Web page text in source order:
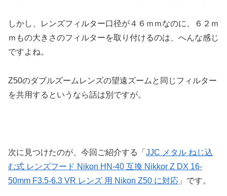
しかし、レンズフィルター口径が４６ｍｍなのに、６２ｍ
ｍもの大きさのフィルターを取り付けるのは、へんな感じ
ですよね。
Z50のダブルズームレンズの望遠ズームと同じフィルター
を共用するというなら話は別ですが。
次に見つけたのが、今回ご紹介する「 JJC メタル ねじ込
む式 レンズフード Nikon HN-40 互換 Nikkor Z DX 16-
50mm F3.5-6.3 VR レンズ 用 Nikon Z50 に対応 」です。